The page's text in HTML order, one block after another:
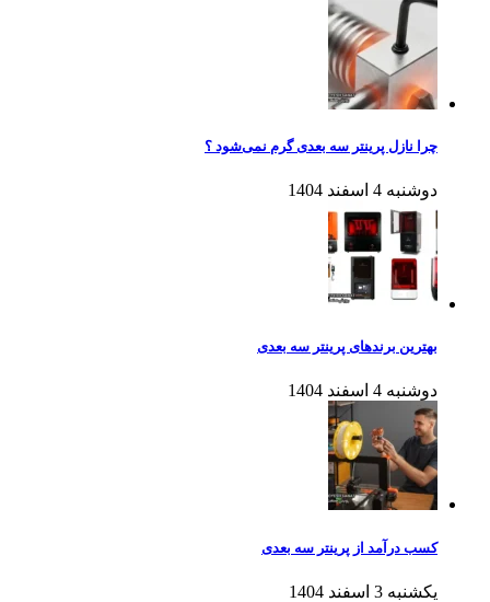
چرا نازل پرینتر سه بعدی گرم نمی‌شود ؟
دوشنبه 4 اسفند 1404
بهترین برندهای پرینتر سه بعدی
دوشنبه 4 اسفند 1404
کسب درآمد از پرینتر سه بعدی
یکشنبه 3 اسفند 1404